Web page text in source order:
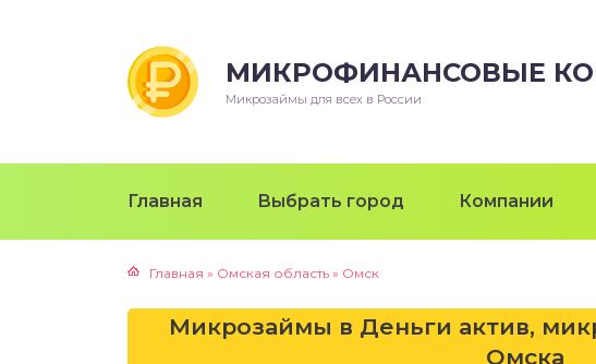
МИКРОФИНАНСОВЫЕ
Микрозаймы для всех в России
Главная Выбрать город Компании
Главная » Омская область » Омск
Микрозаймы в Деньги актив,
Омска